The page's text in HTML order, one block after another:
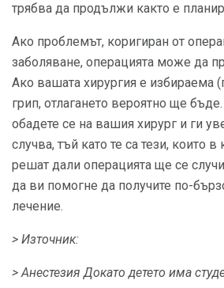
трябва да продължи както е
Ако проблемът, коригиран от
заболяване, операцията може да
Ако вашата хирургия е избираема
грип, отлагането вероятно ще
обадете се на вашия хирург и ги
случва, тъй като те са тези, които
решат дали операцията ще се
да ви помогне да получите по-
лечение.
> Източник:
> Анестезия Докато детето има